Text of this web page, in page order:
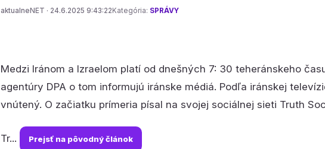
aktualneNET · 24.6.2025 9:43:22 Kategória: SPRÁVY
Medzi Iránom a Izraelom platí od dnešných 7: 30 teheránskeho
agentúry DPA o tom informujú iránske médiá. Podľa iránskej
vnútený. O začiatku prímeria písal na svojej sociálnej sieti Truth
Tr... Prejsť na pôvodný článok